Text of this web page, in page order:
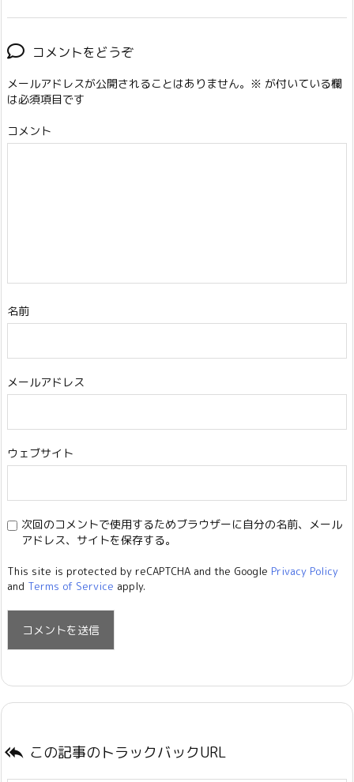
コメントをどうぞ
メールアドレスが公開されることはありません。 ※ が付いている欄
は必須項目です
コメント
名前
メールアドレス
ウェブサイト
次回のコメントで使用するためブラウザーに自分の名前、メール
アドレス、サイトを保存する。
This site is protected by reCAPTCHA and the Google Privacy Policy
and Terms of Service apply.
 この記事のトラックバックURL